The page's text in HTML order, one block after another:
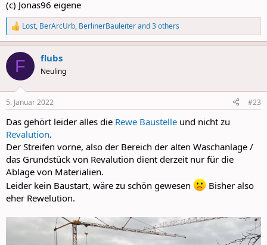
(c) Jonas96 eigene
R
e
a
c
i
s
Lost, BerArcUrb, BerlinerBauleiterand 3 others
F flubs
Neuling
5. Januar 2022 #23
Das gehört leider alles die Rewe Baustelle und nicht zu
Revalution.
Der Streifen vorne, also der Bereich der alten Waschanlage /
das Grundstück von Revalution dient derzeit nur für die
Ablage von Materialien.
Leider kein Baustart, wäre zu schön gewesen
Bisher also
eher Rewelution.